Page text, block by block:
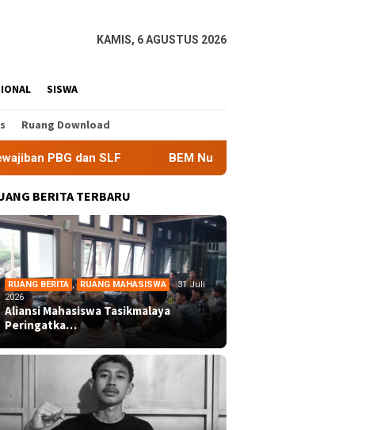
KAMIS, 6 AGUSTUS 2026
SISWA
Ruang Download
BEM Nusantara Priangan Timur Soroti Efektivitas
BERITA TERBARU
RUANG BERITA , RUANG MAHASISWA
31 Juli
2026
Aliansi Mahasiswa Tasikmalaya
Peringatka…